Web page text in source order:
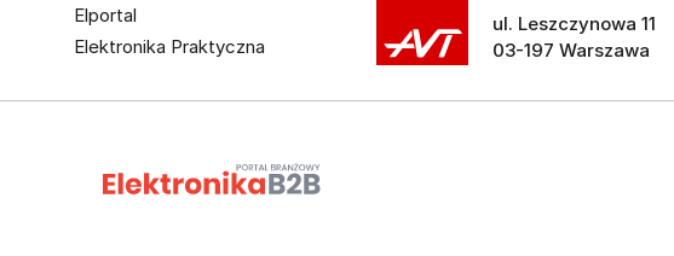
Elportal
Elektronika Praktyczna
ul. Leszczynowa 11
03-197 Warszawa